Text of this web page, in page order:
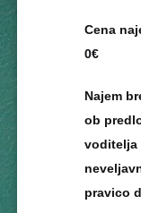
Cena
0€
Najem
ob
voditelja
pravico